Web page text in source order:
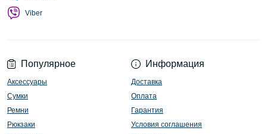
Популярное
Аксессуары
Сумки
Ремни
Рюкзаки
Информация
Доставка
Оплата
Гарантия
Условия соглашения
Viber